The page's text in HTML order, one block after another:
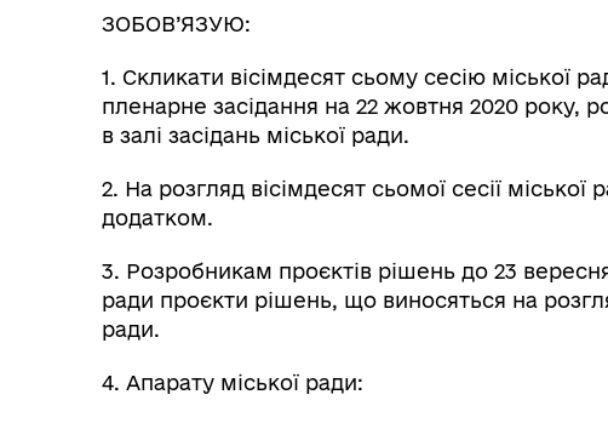
ЗОБОВ’ЯЗУЮ:
1. Скликати вісімдесят сьому сесію міської
пленарне засідання на 22 жовтня 2020 року,
в залі засідань міської ради.
2. На розгляд вісімдесят сьомої сесії міської
додатком.
3. Розробникам проєктів рішень до 23
ради проєкти рішень, що виносяться на
ради.
4. Апарату міської ради: